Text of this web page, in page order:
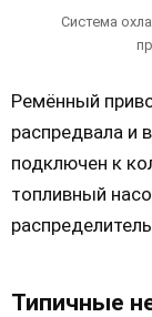
Система
Ремённый
распредвала и
подключен к
топливный
Типичные